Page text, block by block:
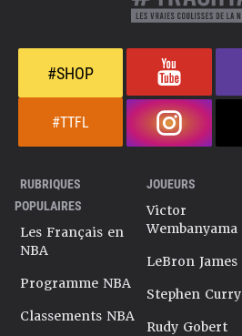
#SHOP
#TTFL
RUBRIQUES
POPULAIRES
Les Français en
NBA
Programme NBA
Classements NBA
JOUEURS
Victor
Wembanyama
LeBron James
Stephen Curry
Rudy Gobert